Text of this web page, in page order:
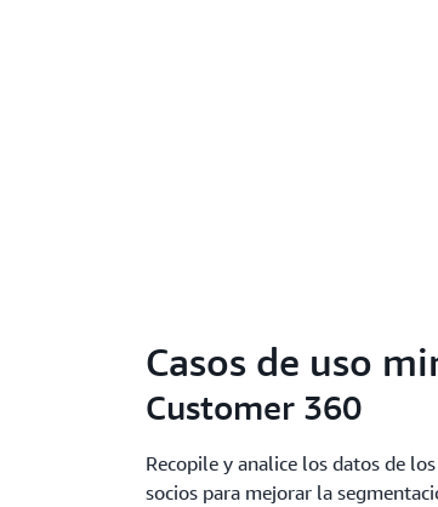
Casos de uso
Customer 360
Recopile y analice los datos de
socios para mejorar la